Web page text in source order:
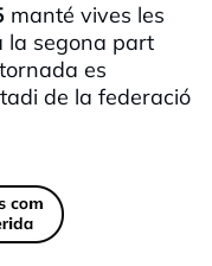
manté vives les
la segona part
es
de la federació